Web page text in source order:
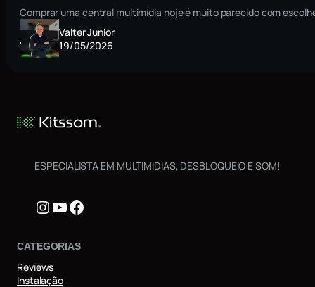
Comprar uma central multimídia hoje é muito parecido com
Valter Junior
19/05/2026
ESPECIALISTA EM MULTIMIDIAS, DESBLOQUEIO E SOM!
Instagram
Youtube
Facebook
CATEGORIAS
Reviews
Instalação